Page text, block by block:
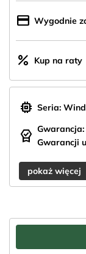
credit_card Wygodnie
percent Kup na raty
memory Seria:
editor_choice Gwarancji
pokaż więcej